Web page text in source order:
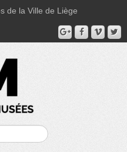
de la Ville de Liège